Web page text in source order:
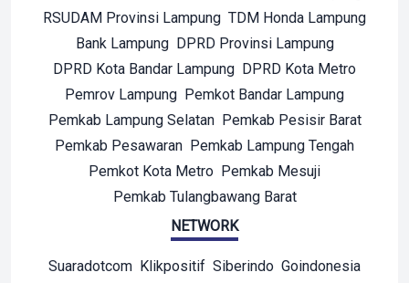
RSUDAM Provinsi Lampung TDM Honda Lampung
Bank Lampung DPRD Provinsi Lampung
DPRD Kota Bandar Lampung DPRD Kota Metro
Pemrov Lampung Pemkot Bandar Lampung
Pemkab Lampung Selatan Pemkab Pesisir Barat
Pemkab Pesawaran Pemkab Lampung Tengah
Pemkot Kota Metro Pemkab Mesuji
Pemkab Tulangbawang Barat
NETWORK
Suaradotcom Klikpositif Siberindo Goindonesia